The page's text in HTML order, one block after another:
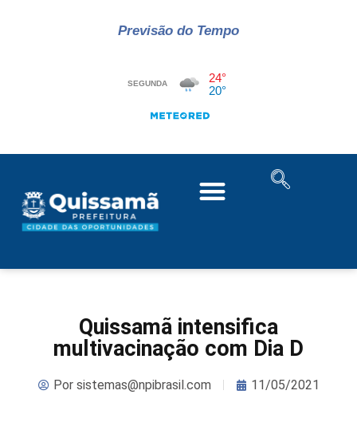
Previsão do Tempo
Quissamã intensifica
multivacinação com Dia D
Porsistemas@npibrasil.com 11/05/2021